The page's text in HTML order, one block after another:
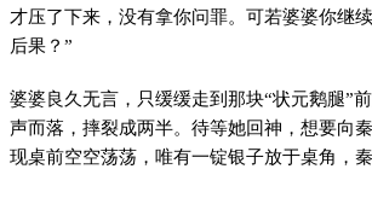
才压了下来，没有拿你问罪。可若婆婆你
后果？”
婆婆良久无言，只缓缓走到那块“状元鹅腿”
声而落，摔裂成两半。待等她回神，想要向
现桌前空空荡荡，唯有一锭银子放于桌角，